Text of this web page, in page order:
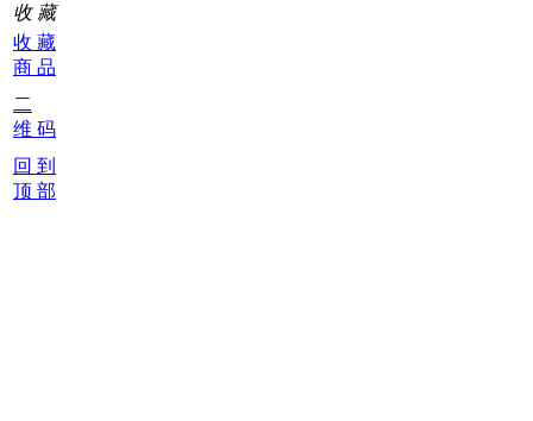
收 藏
收 藏
商 品
二
维 码
回 到
顶 部